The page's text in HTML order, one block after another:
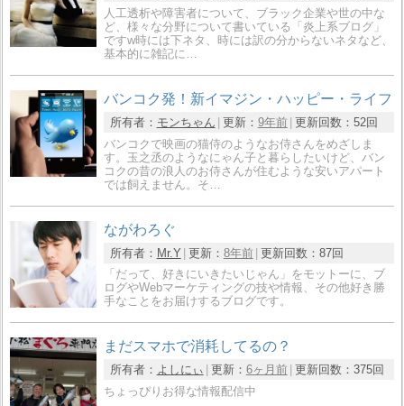
人工透析や障害者について、ブラック企業や世の中な
ど、様々な分野について書いている「炎上系ブログ」
ですw時には下ネタ、時には訳の分からないネタなど、
基本的に雑記に…
バンコク発！新イマジン・ハッピー・ライフ
所有者： モンちゃん 更新： 9年前 更新回数： 52回
バンコクで映画の猫侍のようなお侍さんをめざしま
す。玉之丞のようなにゃん子と暮らしたいけど、バン
コクの昔の浪人のお侍さんが住むような安いアパート
では飼えません。そ…
ながわろぐ
所有者： Mr.Y 更新： 8年前 更新回数： 87回
「だって、好きにいきたいじゃん」をモットーに、ブ
ログやWebマーケティングの技や情報、その他好き勝
手なことをお届けするブログです。
まだスマホで消耗してるの？
所有者： よしにぃ 更新： 6ヶ月前 更新回数： 375回
ちょっぴりお得な情報配信中